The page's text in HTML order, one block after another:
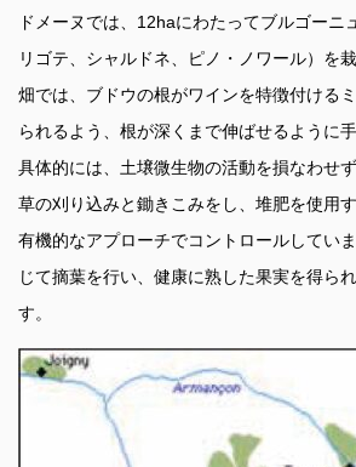
ドメーヌでは、12haにわたってブルゴーニ
リゴテ、シャルドネ、ピノ・ノワール）を
畑では、ブドウの根がワインを特徴付ける
られるよう、根が深くまで伸ばせるように
具体的には、土壌微生物の活動を損なわせ
草の刈り込みと鋤きこみをし、堆肥を使用
有機的なアプローチでコントロールしてい
じて摘葉を行い、健康に熟した果実を得ら
す。